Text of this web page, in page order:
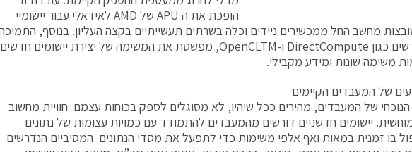
הופכת את ה APU של AMD לאידאלי עבור יישומיי
מחשב החל ממכשירים ניידים וכלה בשרתים תעשייתיים בקצה העליון. בנוסף,
של כלים חדשים כגון DirectCompute ו-OpenCLTM, מפשטת את המשימה של יצירת יישומים חדשים
משימה שונות ומידע מקבילי.
של המעבדים הקיימים
הנוכחי של המעבדים, מהירים ככל שיהיו, לא מסוגלים לספק בכוחות עצמם חוויית מחשוב
יישומים חדשניים דורשים מהמעבדים להתמודד עם כמויות עצומות של נתונים
בו זמנית במאות ואף אלפי משימות כדי לתפעל את מסדי הנתונים המסיביים הנדרשים